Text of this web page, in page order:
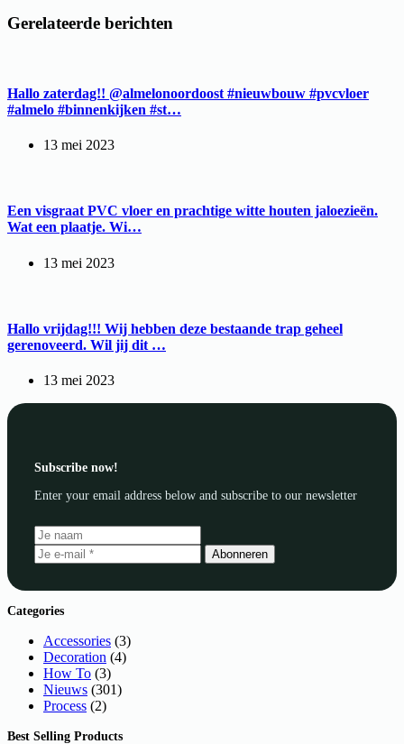
Gerelateerde berichten
Hallo zaterdag!! @almelonoordoost #nieuwbouw #pvcvloer
#almelo #binnenkijken #st…
13 mei 2023
Een visgraat PVC vloer en prachtige witte houten jaloezieën.
Wat een plaatje. Wi…
13 mei 2023
Hallo vrijdag!!! Wij hebben deze bestaande trap geheel
gerenoveerd. Wil jij dit …
13 mei 2023
Subscribe now!
Enter your email address below and subscribe to our newsletter
Abonneren
Categories
Accessories (3)
Decoration (4)
How To (3)
Nieuws (301)
Process (2)
Best Selling Products